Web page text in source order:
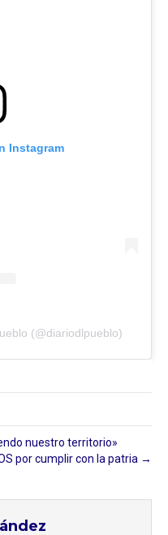
Instagram
(@diariodlpueblo)
nuestro territorio»
por cumplir con la patria →